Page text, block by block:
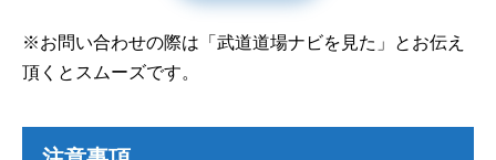
※お問い合わせの際は「武道道場ナビを見た」とお伝え
頂くとスムーズです。